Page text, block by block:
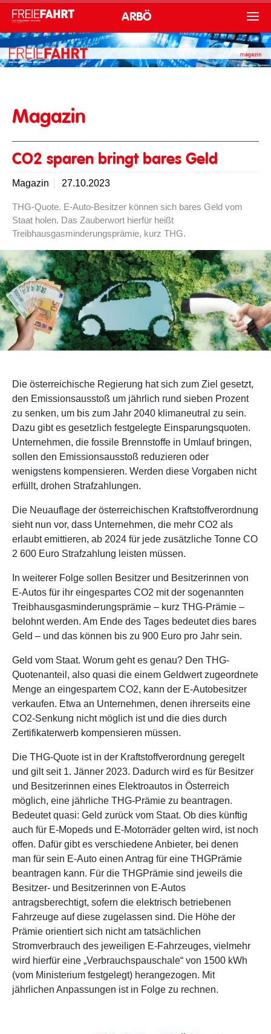
ARBÖ
Magazin
CO2 sparen bringt bares Geld
Magazin 27.10.2023
THG-Quote. E-Auto-Besitzer können sich bares Geld vom
Staat holen. Das Zauberwort hierfür heißt
Treibhausgasminderungsprämie, kurz THG.
Die österreichische Regierung hat sich zum Ziel gesetzt,
den Emissionsausstoß um jährlich rund sieben Prozent
zu senken, um bis zum Jahr 2040 klimaneutral zu sein.
Dazu gibt es gesetzlich festgelegte Einsparungsquoten.
Unternehmen, die fossile Brennstoffe in Umlauf bringen,
sollen den Emissionsausstoß reduzieren oder
wenigstens kompensieren. Werden diese Vorgaben nicht
erfüllt, drohen Strafzahlungen.
Die Neuauflage der österreichischen Kraftstoffverordnung
sieht nun vor, dass Unternehmen, die mehr CO2 als
erlaubt emittieren, ab 2024 für jede zusätzliche Tonne CO
2 600 Euro Strafzahlung leisten müssen.
In weiterer Folge sollen Besitzer und Besitzerinnen von
E-Autos für ihr eingespartes CO2 mit der sogenannten
Treibhausgasminderungsprämie – kurz THG-Prämie –
belohnt werden. Am Ende des Tages bedeutet dies bares
Geld – und das können bis zu 900 Euro pro Jahr sein.
Geld vom Staat. Worum geht es genau? Den THG-
Quotenanteil, also quasi die einem Geldwert zugeordnete
Menge an eingespartem CO2, kann der E-Autobesitzer
verkaufen. Etwa an Unternehmen, denen ihrerseits eine
CO2-Senkung nicht möglich ist und die dies durch
Zertifikaterwerb kompensieren müssen.
Die THG-Quote ist in der Kraftstoffverordnung geregelt
und gilt seit 1. Jänner 2023. Dadurch wird es für Besitzer
und Besitzerinnen eines Elektroautos in Österreich
möglich, eine jährliche THG-Prämie zu beantragen.
Bedeutet quasi: Geld zurück vom Staat. Ob dies künftig
auch für E-Mopeds und E-Motorräder gelten wird, ist noch
offen. Dafür gibt es verschiedene Anbieter, bei denen
man für sein E-Auto einen Antrag für eine THGPrämie
beantragen kann. Für die THGPrämie sind jeweils die
Besitzer- und Besitzerinnen von E-Autos
antragsberechtigt, sofern die elektrisch betriebenen
Fahrzeuge auf diese zugelassen sind. Die Höhe der
Prämie orientiert sich nicht am tatsächlichen
Stromverbrauch des jeweiligen E-Fahrzeuges, vielmehr
wird hierfür eine „Verbrauchspauschale“ von 1500 kWh
(vom Ministerium festgelegt) herangezogen. Mit
jährlichen Anpassungen ist in Folge zu rechnen.